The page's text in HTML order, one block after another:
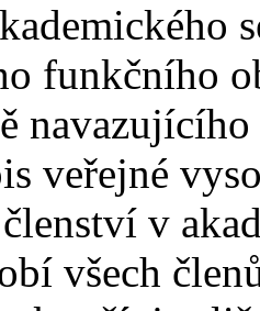
funkčního
veřejné
v
všech